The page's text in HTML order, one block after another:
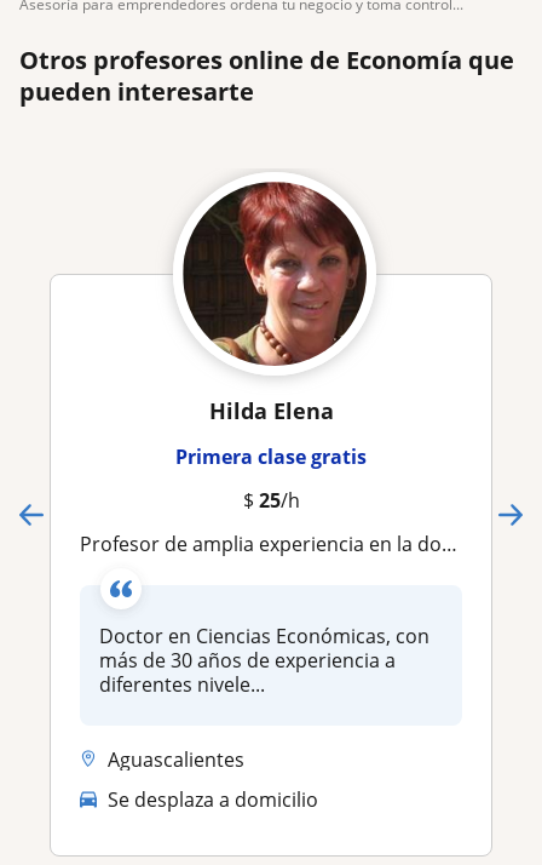
Otros profesores online de Economía que
pueden interesarte
Hilda Elena
Primera clase gratis
$ 25/h
Profesor de amplia experiencia en la docencia a diferentes niveles
Doctor en Ciencias Económicas, con
más de 30 años de experiencia a
diferentes nivele...
Aguascalientes
Se desplaza a domicilio